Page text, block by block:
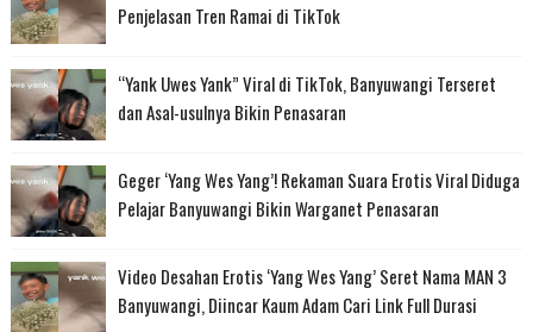
Penjelasan Tren Ramai di TikTok
“Yank Uwes Yank” Viral di TikTok, Banyuwangi Terseret
dan Asal-usulnya Bikin Penasaran
Geger ‘Yang Wes Yang’! Rekaman Suara Erotis Viral Diduga
Pelajar Banyuwangi Bikin Warganet Penasaran
Video Desahan Erotis ‘Yang Wes Yang’ Seret Nama MAN 3
Banyuwangi, Diincar Kaum Adam Cari Link Full Durasi